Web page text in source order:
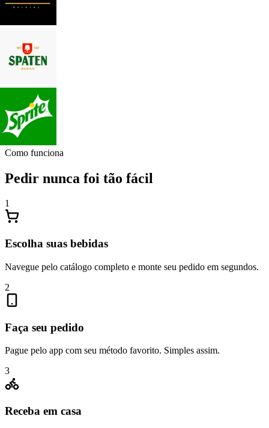
Como funciona
Pedir nunca foi tão fácil
1
Escolha suas bebidas
Navegue pelo catálogo completo e monte seu pedido em segundos.
2
Faça seu pedido
Pague pelo app com seu método favorito. Simples assim.
3
Receba em casa